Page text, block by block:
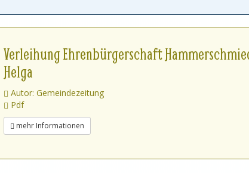
Verleihung Ehrenbürgerschaft
Helga
Autor: Gemeindezeitung
Pdf
mehr Informationen